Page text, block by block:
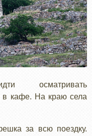
в кафе. На краю села
за всю поездку.